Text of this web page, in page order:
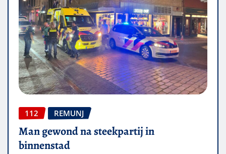
112 REMUNJ
Man gewond na steekpartij in
binnenstad